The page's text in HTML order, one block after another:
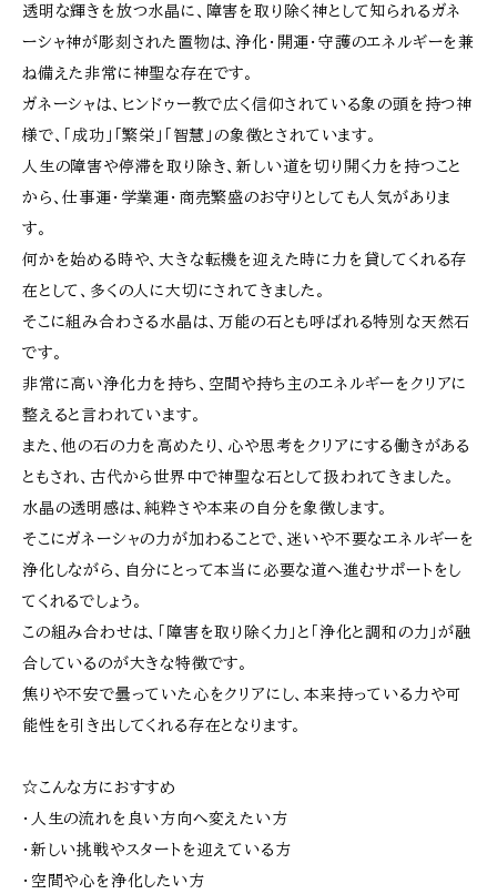
透明な輝きを放つ水晶に、障害を取り除く神として知られるガネ
ーシャ神が彫刻された置物は、浄化・開運・守護のエネルギーを兼
ね備えた非常に神聖な存在です。
ガネーシャは、ヒンドゥー教で広く信仰されている象の頭を持つ神
様で、「成功」「繁栄」「智慧」の象徴とされています。
人生の障害や停滞を取り除き、新しい道を切り開く力を持つこと
から、仕事運・学業運・商売繁盛のお守りとしても人気がありま
す。
何かを始める時や、大きな転機を迎えた時に力を貸してくれる存
在として、多くの人に大切にされてきました。
そこに組み合わさる水晶は、万能の石とも呼ばれる特別な天然石
です。
非常に高い浄化力を持ち、空間や持ち主のエネルギーをクリアに
整えると言われています。
また、他の石の力を高めたり、心や思考をクリアにする働きがある
ともされ、古代から世界中で神聖な石として扱われてきました。
水晶の透明感は、純粋さや本来の自分を象徴します。
そこにガネーシャの力が加わることで、迷いや不要なエネルギーを
浄化しながら、自分にとって本当に必要な道へ進むサポートをし
てくれるでしょう。
この組み合わせは、「障害を取り除く力」と「浄化と調和の力」が融
合しているのが大きな特徴です。
焦りや不安で曇っていた心をクリアにし、本来持っている力や可
能性を引き出してくれる存在となります。
☆こんな方におすすめ
・人生の流れを良い方向へ変えたい方
・新しい挑戦やスタートを迎えている方
・空間や心を浄化したい方